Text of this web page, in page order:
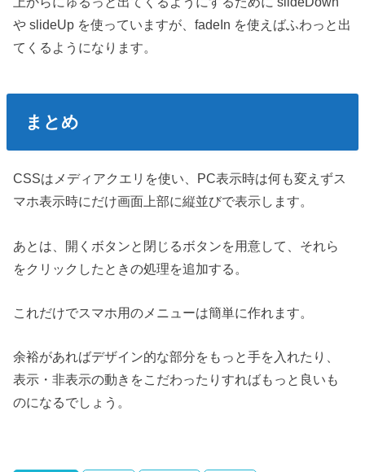
や slideUp を使っていますが、fadeIn を使えばふわっと出
てくるようになります。
まとめ
CSSはメディアクエリを使い、PC表示時は何も変えずス
マホ表示時にだけ画面上部に縦並びで表示します。
あとは、開くボタンと閉じるボタンを用意して、それら
をクリックしたときの処理を追加する。
これだけでスマホ用のメニューは簡単に作れます。
余裕があればデザイン的な部分をもっと手を入れたり、
表示・非表示の動きをこだわったりすればもっと良いも
のになるでしょう。